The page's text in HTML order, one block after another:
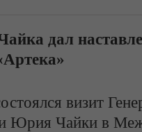
дал
визит
Юрия Чайки в